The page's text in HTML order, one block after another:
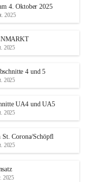
4. Oktober 2025
2025
2025
4 und 5
2025
UA4 und UA5
2025
Corona/Schöpfl
2025
2025